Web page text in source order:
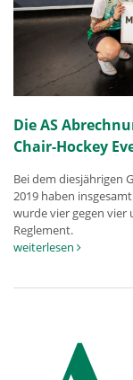
Die AS
Chair-Hockey
Bei dem diesjährigen
2019 haben
wurde vier gegen vier
Reglement.
weiterlesen